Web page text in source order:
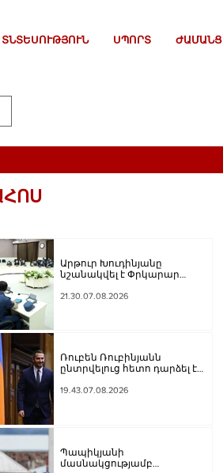
ՏՆՏԵՍՈՒԹՅՈՒՆ ՍՊՈՐՏ ԺԱՄԱՆՑ
Արթուր Խուդինյանը
նշանակվել է Փրկարար
տեղակալ
21.30.07.08.2026
Ռուբեն Ռուբինյանն
ընտրվելուց հետո դարձել է
ամենաերիտասարդ
19.43.07.08.2026
Պապիկյանի
մասնակցությամբ